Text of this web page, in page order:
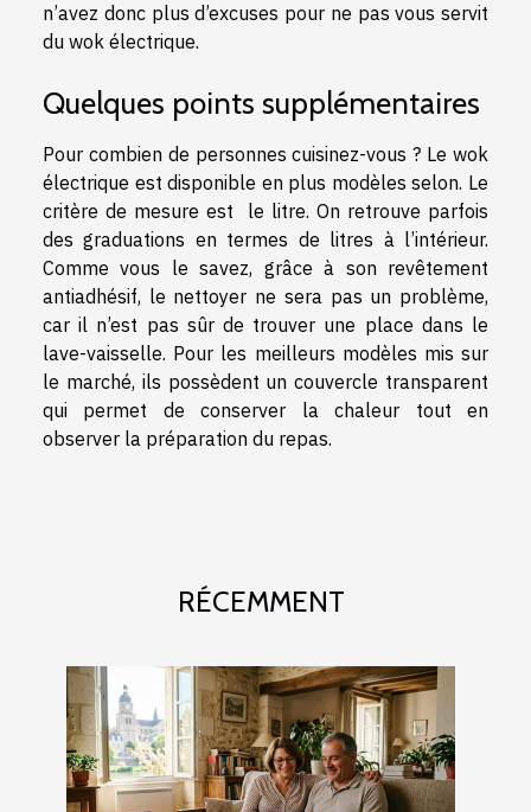
n’avez donc plus d’excuses pour ne pas vous servit
du wok électrique.
Quelques points supplémentaires
Pour combien de personnes cuisinez-vous ? Le wok
électrique est disponible en plus modèles selon. Le
critère de mesure est le litre. On retrouve parfois
des graduations en termes de litres à l’intérieur.
Comme vous le savez, grâce à son revêtement
antiadhésif, le nettoyer ne sera pas un problème,
car il n’est pas sûr de trouver une place dans le
lave-vaisselle. Pour les meilleurs modèles mis sur
le marché, ils possèdent un couvercle transparent
qui permet de conserver la chaleur tout en
observer la préparation du repas.
RÉCEMMENT